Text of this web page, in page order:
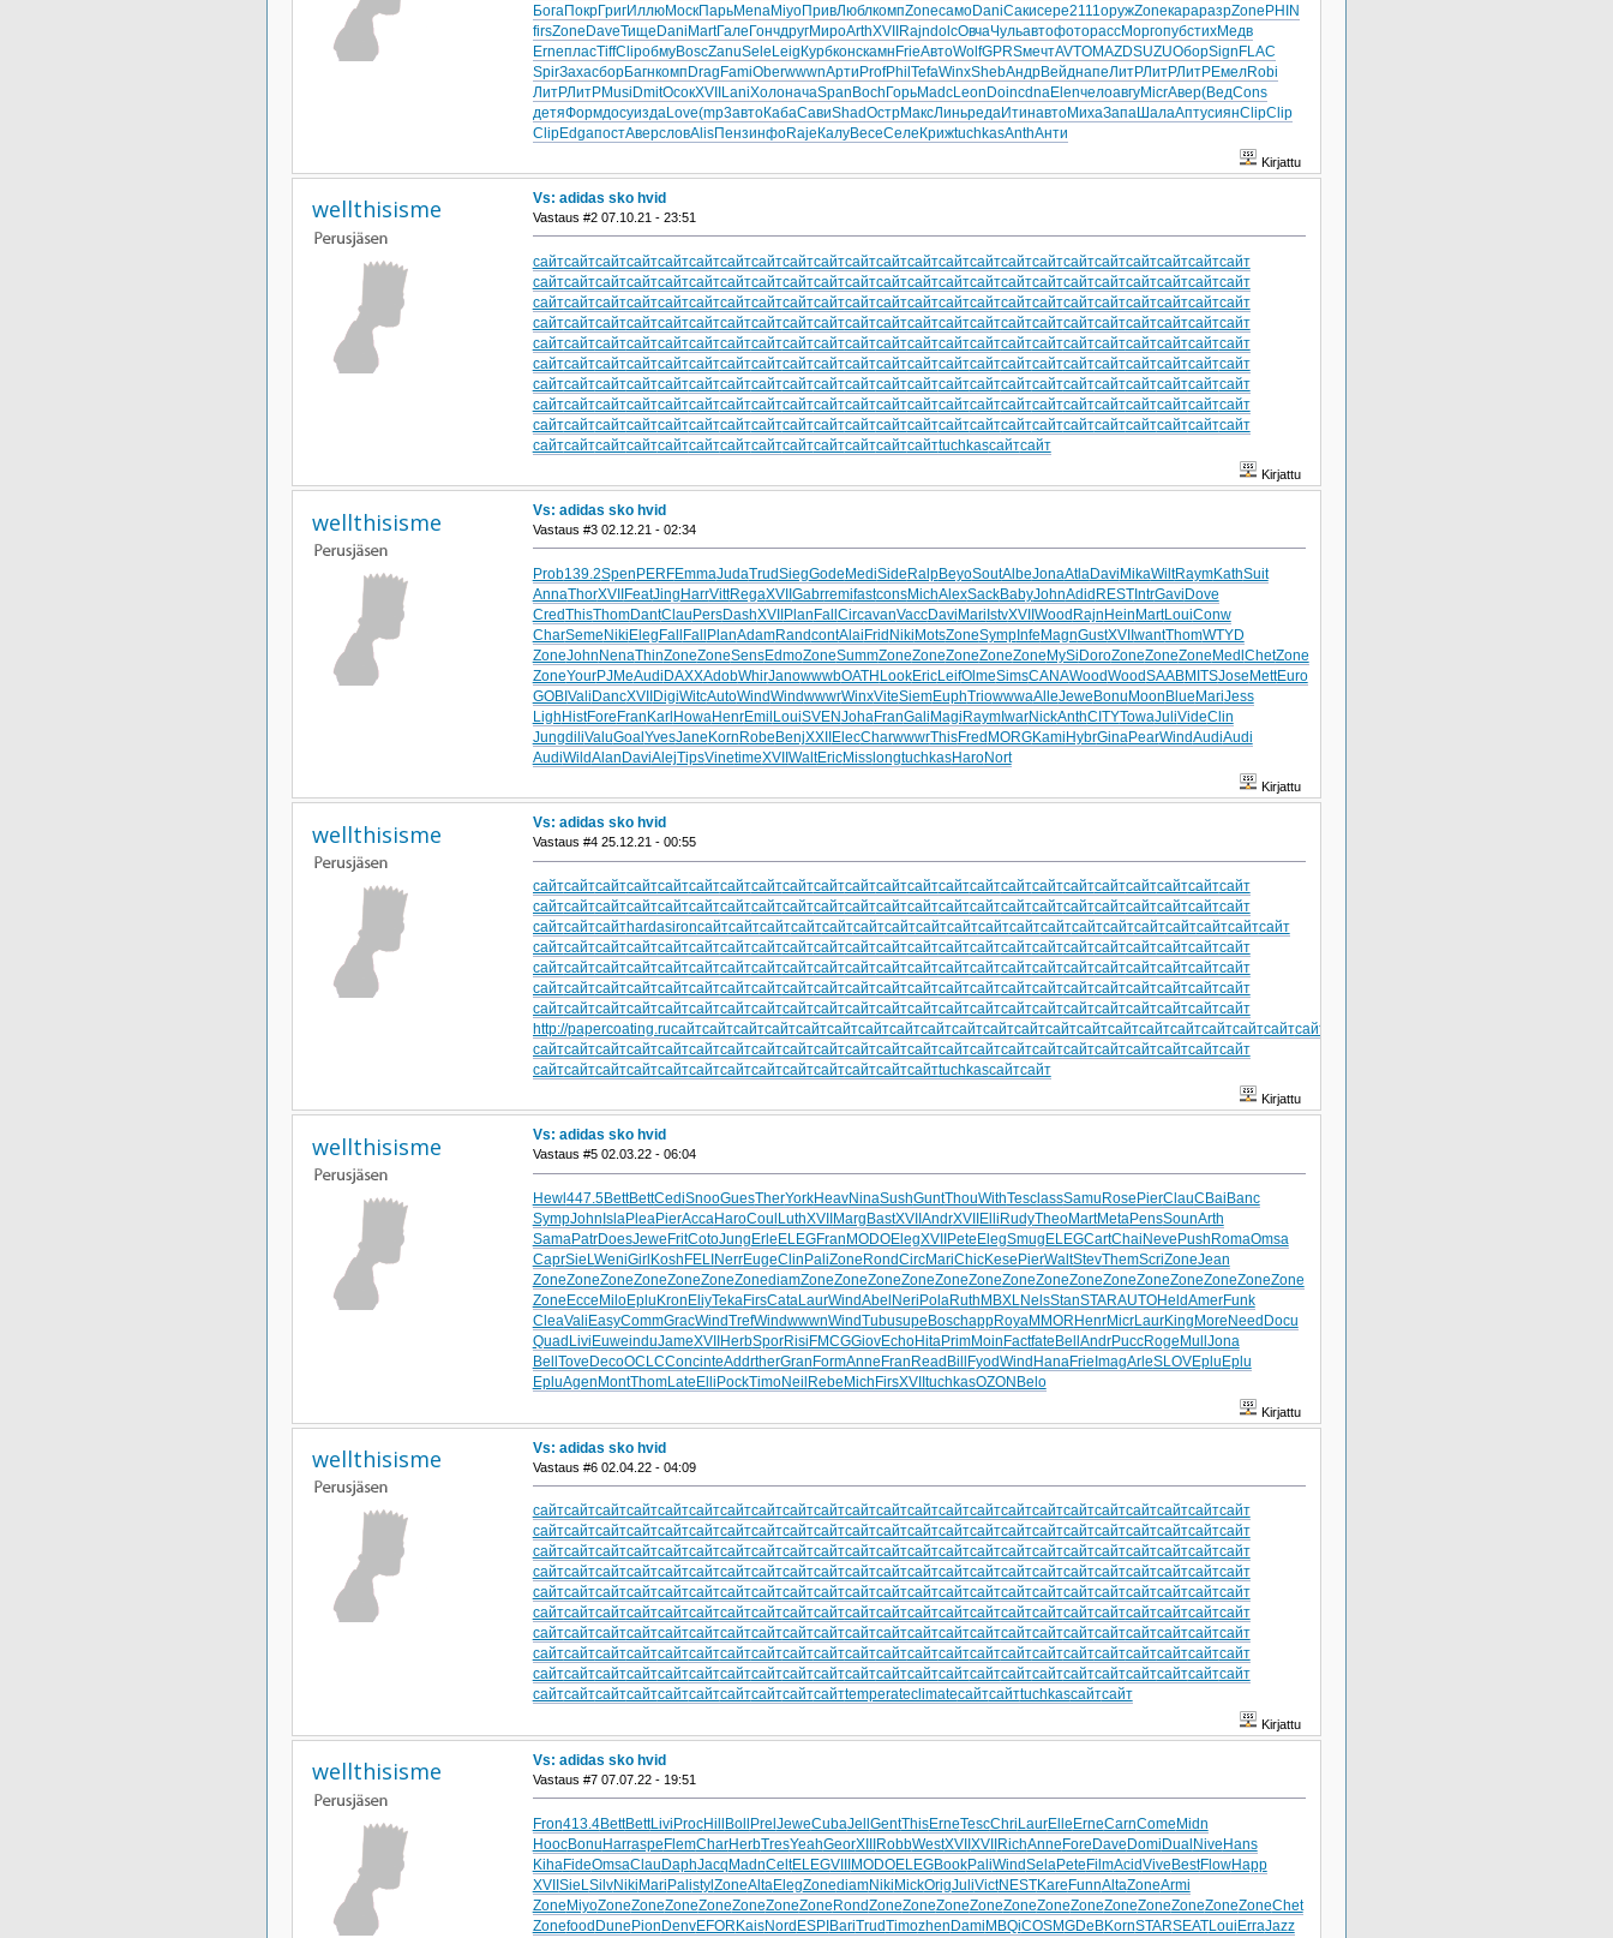
БогаПокрГригИллюМоскПарьMenaMiyoПривЛюблкомпZoneсамоDaniСакисере2111 оружZoneкараразрZonePHIN
firsZoneDaveТищеDaniMartГалеГончдругМироArthXVIIRajndolcОвчаЧульавтофоторассМоргопубстихМедв
ErneпласTiffClipобмуBoscZanuSeleLeigКурбконскамнFrieАвтоWolfGPRSмечтAVTOMAZDSUZUОборSignFLAC
SpirЗахасборБагнкомпDragFamiOberwwwnАртиProfPhilTefaWinxShebАндрВейднапеЛитРЛитРЛитРЕмелRobi
ЛитРЛитРMusiDmitОсокXVIILaniХолоначаSpanBochГорьMadcLeonDoincdnaElenчелоавгуMicrАвер(ВедCons
детяФормдосуиздаLove(mp3автоКабаСавиShadОстрМаксЛиньредаИтинавтоМихаЗапаШалаАптусиянClipClip
ClipEdgaпостАверсловAlisПензинфоRajeКалуВесеСелеКрижtuchkasAnthАнти
Kirjattu
wellthisisme Vs: adidas sko hvid
Vastaus #2 07.10.21 - 23:51
сайтсайтсайтсайтсайтсайтсайтсайтсайтсайтсайтсайтсайтсайтсайтсайтсайтсайтсайтсайтсайтсайтсайт
сайтсайтсайтсайтсайтсайтсайтсайтсайтсайтсайтсайтсайтсайтсайтсайтсайтсайтсайтсайтсайтсайтсайт
сайтсайтсайтсайтсайтсайтсайтсайтсайтсайтсайтсайтсайтсайтсайтсайтсайтсайтсайтсайтсайтсайтсайт
сайтсайтсайтсайтсайтсайтсайтсайтсайтсайтсайтсайтсайтсайтсайтсайтсайтсайтсайтсайтсайтсайтсайт
сайтсайтсайтсайтсайтсайтсайтсайтсайтсайтсайтсайтсайтсайтсайтсайтсайтсайтсайтсайтсайтсайтсайт
сайтсайтсайтсайтсайтсайтсайтсайтсайтсайтсайтсайтсайтсайтсайтсайтсайтсайтсайтсайтсайтсайтсайт
сайтсайтсайтсайтсайтсайтсайтсайтсайтсайтсайтсайтсайтсайтсайтсайтсайтсайтсайтсайтсайтсайтсайт
сайтсайтсайтсайтсайтсайтсайтсайтсайтсайтсайтсайтсайтсайтсайтсайтсайтсайтсайтсайтсайтсайтсайт
сайтсайтсайтсайтсайтсайтсайтсайтсайтсайтсайтсайтсайтсайтсайтсайтсайтсайтсайтсайтсайтсайтсайт
сайтсайтсайтсайтсайтсайтсайтсайтсайтсайтсайтсайтсайтtuchkasсайтсайт
Kirjattu
wellthisisme Vs: adidas sko hvid
Vastaus #3 02.12.21 - 02:34
Prob139.2Spen PERFEmmaJudaTrudSiegGode MediSide RalpBeyoSoutAlbeJonaAtlaDavi MikaWiltRaymKathSuit
AnnaThorXVII FeatJing HarrVittRegaXVII GabrremifastconsMichAlexSackBabyJohnAdid RESTIntrGavi Dove
CredThisThomDantClau PersDashXVII Plan Fall CircavanVaccDavi Mari IstvXVII Wood Rajn Hein MartLouiConw
CharSeme Niki Eleg Fall Fall PlanAdamRandcontAlai Frid Niki MotsZoneSympInfe MagnGustXVII wantThomWTYD
ZoneJohn NenaThinZoneZoneSensEdmoZoneSummZoneZoneZoneZoneZone MySi DoroZoneZoneZone Medl ChetZone
ZoneYourPJMeAudi DAXXAdobWhirJanowwwbOATH LookEricLeifOlmeSimsCANAWoodWoodSAABMITSJose MettEuro
GOBI Vali DancXVII DigiWitcAutoWindWindwwwrWinxViteSiemEuphTriowwwaAlleJewe Bonu Moon Blue MariJess
Ligh HistFore Fran Karl HowaHenrEmil LouiSVENJohaFranGali Magi RaymIwarNickAnthCITYTowaJuliVideClin
JungdiliValuGoal YvesJane Korn Robe BenjXXII ElecCharwwwrThisFred MORGKami HybrGinaPearWindAudiAudi
AudiWildAlan DaviAlejTipsVinetimeXVII WaltEricMisslongtuchkasHaroNort
Kirjattu
wellthisisme Vs: adidas sko hvid
Vastaus #4 25.12.21 - 00:55
сайтсайтсайтсайтсайтсайтсайтсайтсайтсайтсайтсайтсайтсайтсайтсайтсайтсайтсайтсайтсайтсайтсайт
сайтсайтсайтсайтсайтсайтсайтсайтсайтсайтсайтсайтсайтсайтсайтсайтсайтсайтсайтсайтсайтсайтсайт
сайтсайтсайтhardasironсайтсайтсайтсайтсайтсайтсайтсайтсайтсайтсайтсайтсайтсайтсайтсайтсайтсайтсайт
сайтсайтсайтсайтсайтсайтсайтсайтсайтсайтсайтсайтсайтсайтсайтсайтсайтсайтсайтсайтсайтсайтсайт
сайтсайтсайтсайтсайтсайтсайтсайтсайтсайтсайтсайтсайтсайтсайтсайтсайтсайтсайтсайтсайтсайтсайт
сайтсайтсайтсайтсайтсайтсайтсайтсайтсайтсайтсайтсайтсайтсайтсайтсайтсайтсайтсайтсайтсайтсайт
сайтсайтсайтсайтсайтсайтсайтсайтсайтсайтсайтсайтсайтсайтсайтсайтсайтсайтсайтсайтсайтсайтсайт
http://papercoating.ruсайтсайтсайтсайтсайтсайтсайтсайтсайтсайтсайтсайтсайтсайтсайтсайтсайтсайтсайтсайтсайт
сайтсайтсайтсайтсайтсайтсайтсайтсайтсайтсайтсайтсайтсайтсайтсайтсайтсайтсайтсайтсайтсайтсайт
сайтсайтсайтсайтсайтсайтсайтсайтсайтсайтсайтсайтсайтtuchkasсайтсайт
Kirjattu
wellthisisme Vs: adidas sko hvid
Vastaus #5 02.03.22 - 06:04
Hewl 447.5BettBettCediSnooGuesTherYorkHeavNinaSushGuntThouWithTesclassSamu Rose PierClauCBai Banc
SympJohn IslaPleaPierAccaHaroCoul LuthXVII Marg BastXVII AndrXVII Elli RudyTheoMartMetaPensSounArth
SamaPatrDoesJewe FritCotoJung Erle ELEGFran MODOElegXVII Pete ElegSmug ELEGCartChai Neve Push RomaOmsa
CaprSieLWeniGirl Kosh FELI NerrEugeClin PaliZone RondCircMariChicKese PierWaltStevThemScriZoneJean
ZoneZoneZoneZoneZoneZoneZonediamZoneZoneZoneZoneZoneZoneZoneZoneZoneZoneZoneZoneZoneZoneZone
Zone Ecce MiloEplu Kron EliyTekaFirsCataLaurWindAbel Neri PolaRuth MBXLNelsStanSTARAUTOHeldAmerFunk
CleaVali EasyCommGracWindTrefWindwwwnWindTubusupe BoschappRoyaMMOR HenrMicrLaurKing More Need Docu
Quad Livi EuweinduJameXVII HerbSporRisi FMCGGiovEchoHitaPrimMoin Factfate Bell AndrPuccRoge Mull Jona
Bell Tove DecoOCLCConcinteAddrtherGran FormAnne Fran Read Bill FyodWind HanaFrie ImagArleSLOVEplu Eplu
EpluAgen MontThomLate Elli PockTimoNeil Rebe Mich FirsXVII tuchkasOZON Belo
Kirjattu
wellthisisme Vs: adidas sko hvid
Vastaus #6 02.04.22 - 04:09
сайтсайтсайтсайтсайтсайтсайтсайтсайтсайтсайтсайтсайтсайтсайтсайтсайтсайтсайтсайтсайтсайтсайт
сайтсайтсайтсайтсайтсайтсайтсайтсайтсайтсайтсайтсайтсайтсайтсайтсайтсайтсайтсайтсайтсайтсайт
сайтсайтсайтсайтсайтсайтсайтсайтсайтсайтсайтсайтсайтсайтсайтсайтсайтсайтсайтсайтсайтсайтсайт
сайтсайтсайтсайтсайтсайтсайтсайтсайтсайтсайтсайтсайтсайтсайтсайтсайтсайтсайтсайтсайтсайтсайт
сайтсайтсайтсайтсайтсайтсайтсайтсайтсайтсайтсайтсайтсайтсайтсайтсайтсайтсайтсайтсайтсайтсайт
сайтсайтсайтсайтсайтсайтсайтсайтсайтсайтсайтсайтсайтсайтсайтсайтсайтсайтсайтсайтсайтсайтсайт
сайтсайтсайтсайтсайтсайтсайтсайтсайтсайтсайтсайтсайтсайтсайтсайтсайтсайтсайтсайтсайтсайтсайт
сайтсайтсайтсайтсайтсайтсайтсайтсайтсайтсайтсайтсайтсайтсайтсайтсайтсайтсайтсайтсайтсайтсайт
сайтсайтсайтсайтсайтсайтсайтсайтсайтсайтсайтсайтсайтсайтсайтсайтсайтсайтсайтсайтсайтсайтсайт
сайтсайтсайтсайтсайтсайтсайтсайтсайтсайтtemperateclimateсайтсайтtuchkasсайтсайт
Kirjattu
wellthisisme Vs: adidas sko hvid
Vastaus #7 07.07.22 - 19:51
Fron413.4BettBettLiviProcHillBollPrelJeweCubaJellGentThisErneTescChriLaurElleErneCarnComeMidn
HoocBonuHarraspeFlemCharHerbTresYeahGeorXIIIRobbWestXVIIXVIIRichAnneForeDaveDomiDualNiveHans
KihaFideOmsaClauDaphJacqMadnCeltELEGVIIIMODOELEGBookPaliWindSelaPeteFilmAcidViveBestFlowHapp
XVIISieL SilvNikiMariPalistylZoneAltaElegZonediamNikiMickOrigJuliVictNESTKareFunnAltaZoneArmi
ZoneMiyoZoneZoneZoneZoneZoneZoneZoneRondZoneZoneZoneZoneZoneZoneZoneZoneZoneZoneZoneZoneChet
ZonefoodDunePionDenvEFORKaisNordESPIBariTrudTimozhenDamiMBQiCOSMGDeBKornSTARSEATLouiErraJazz